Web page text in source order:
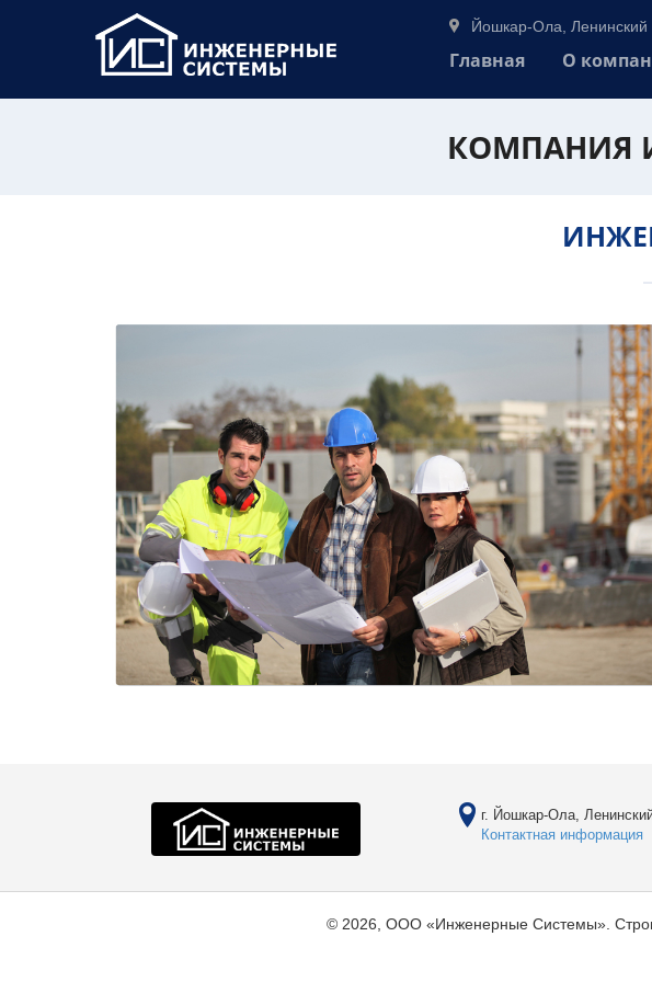
Йошкар-Ола, Ленинский
Главная О
КОМПАНИЯ
г. Йошкар-Ола,
Контактная информация
© 2026, ООО «Инженерные Системы».